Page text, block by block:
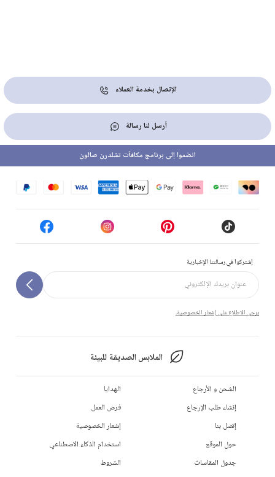
الإتصال بخدمة العملاء
أرسل لنا رسالة
إشتركوا في رسالتنا الإخبارية
يرجى الاطلاع على إشعار الخصوصية.
الملابس الصديقة للبيئة
انضموا إلى برنامج مكافآت تشلدرن صالون
الشحن و الأرجاع
إنشاء طلب الإرجاع
إتصل بنا
حول الموقع
جدول المقاسات
الهدايا
فرص العمل
إشعار الخصوصية
استخدام الذكاء الاصطناعي
الشروط